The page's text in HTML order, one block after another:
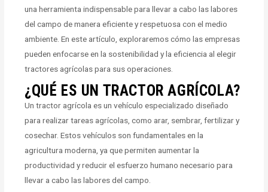
una herramienta indispensable para llevar a cabo las labores
del campo de manera eficiente y respetuosa con el medio
ambiente. En este artículo, exploraremos cómo las empresas
pueden enfocarse en la sostenibilidad y la eficiencia al elegir
tractores agrícolas para sus operaciones.
¿QUÉ ES UN TRACTOR AGRÍCOLA?
Un tractor agrícola es un vehículo especializado diseñado
para realizar tareas agrícolas, como arar, sembrar, fertilizar y
cosechar. Estos vehículos son fundamentales en la
agricultura moderna, ya que permiten aumentar la
productividad y reducir el esfuerzo humano necesario para
llevar a cabo las labores del campo.